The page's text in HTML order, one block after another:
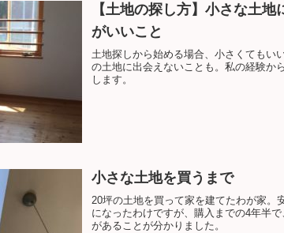
【土地の探し方】小さな土
がいいこと
土地探しから始める場合、小さくてもい
の土地に出会えないことも。私の経験か
します。
小さな土地を買うまで
20坪の土地を買って家を建てたわが家。
になったわけですが、購入までの4年半
があることが分かりました。